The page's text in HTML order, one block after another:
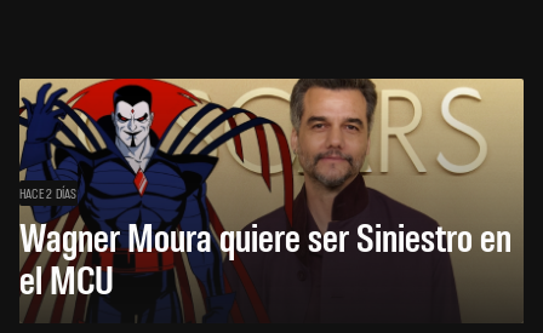
HACE 2 DÍAS
Wagner Moura quiere ser Siniestro en
el MCU